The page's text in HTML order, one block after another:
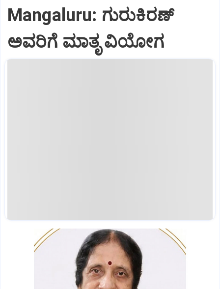
Mangaluru: ಗುರುಕಿರಣ್
ಅವರಿಗೆ ಮಾತೃ ವಿಯೋಗ